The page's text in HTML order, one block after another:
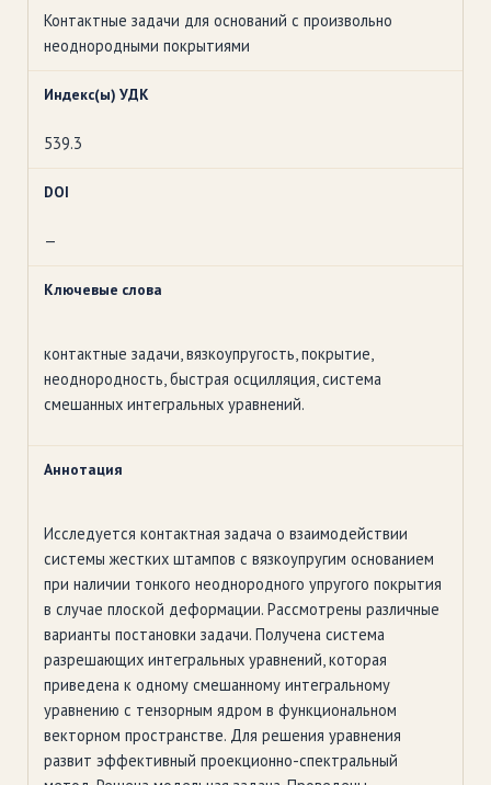
Контактные задачи для оснований с произвольно
неоднородными покрытиями
Индекс(ы) УДК
539.3
DOI
—
Ключевые слова
контактные задачи, вязкоупругость, покрытие,
неоднородность, быстрая осцилляция, система
смешанных интегральных уравнений.
Аннотация
Исследуется контактная задача о взаимодействии
системы жестких штампов с вязкоупругим основанием
при наличии тонкого неоднородного упругого покрытия
в случае плоской деформации. Рассмотрены различные
варианты постановки задачи. Получена система
разрешающих интегральных уравнений, которая
приведена к одному смешанному интегральному
уравнению с тензорным ядром в функциональном
векторном пространстве. Для решения уравнения
развит эффективный проекционно-спектральный